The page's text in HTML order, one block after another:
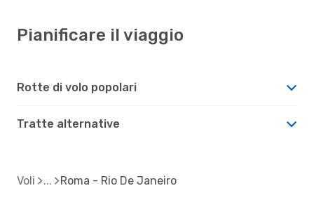
Pianificare il viaggio
Rotte di volo popolari
Tratte alternative
Voli Roma - Rio De Janeiro